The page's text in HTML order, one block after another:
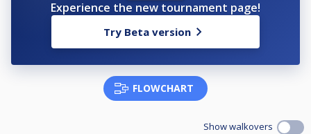
Experience the new tournament page!
Try Beta version
FLOWCHART
Show walkovers